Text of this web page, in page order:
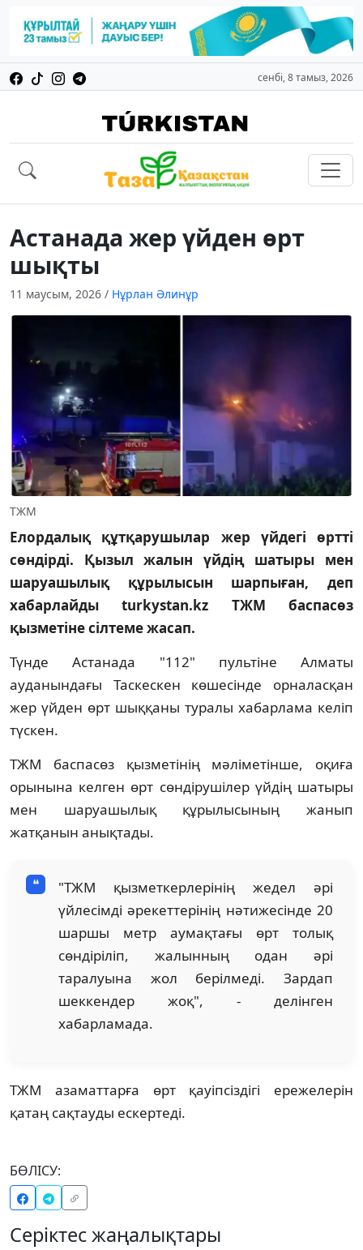
сенбі, 8 тамыз, 2026
Астанада жер үйден өрт
шықты
11 маусым, 2026 / Нұрлан Әлинұр
ТЖМ
Елордалық құтқарушылар жер үйдегі өртті
сөндірді. Қызыл жалын үйдің шатыры мен
шаруашылық құрылысын шарпыған, деп
хабарлайды turkystan.kz ТЖМ баспасөз
қызметіне сілтеме жасап.
Түнде Астанада "112" пультіне Алматы
ауданындағы Таскескен көшесінде орналасқан
жер үйден өрт шыққаны туралы хабарлама келіп
түскен.
ТЖМ баспасөз қызметінің мәліметінше, оқиға
орынына келген өрт сөндірушілер үйдің шатыры
мен шаруашылық құрылысының жанып
жатқанын анықтады.
"ТЖМ қызметкерлерінің жедел әрі
үйлесімді әрекеттерінің нәтижесінде 20
шаршы метр аумақтағы өрт толық
сөндіріліп, жалынның одан әрі
таралуына жол берілмеді. Зардап
шеккендер жоқ", - делінген
хабарламада.
️ТЖМ азаматтарға өрт қауіпсіздігі ережелерін
қатаң сақтауды ескертеді.
БӨЛІСУ:
Серіктес жаңалықтары